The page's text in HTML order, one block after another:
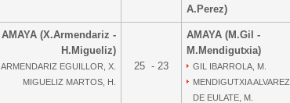
A.Perez)
AMAYA (X.Armendariz -
H.Migueliz)
ARMENDARIZ EGUILLOR, X.
MIGUELIZ MARTOS, H.
25 - 23
AMAYA (M.Gil -
M.Mendigutxia)
GIL IBARROLA, M.
MENDIGUTXIA ALVAREZ
DE EULATE, M.